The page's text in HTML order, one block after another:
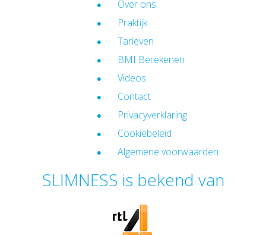
Over ons
Praktijk
Tarieven
BMI Berekenen
Videos
Contact
Privacyverklaring
Cookiebeleid
Algemene voorwaarden
SLIMNESS is bekend van